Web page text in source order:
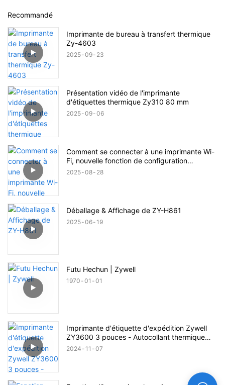
Recommandé
Imprimante de bureau à transfert thermique
Zy-4603
2025 09 23
Présentation vidéo de l'imprimante
d'étiquettes thermique Zy310 80 mm
2025 09 06
Comment se connecter à une imprimante Wi-
Fi, nouvelle fonction de configuration
Bluetooth
2025 08 28
Déballage & Affichage de ZY-H861
2025 06 19
Futu Hechun | Zywell
1970 01 01
Imprimante d'étiquette d'expédition Zywell
ZY3600 3 pouces - Autocollant thermique
sans encre & Imprimante de code-barres
2024 11 07